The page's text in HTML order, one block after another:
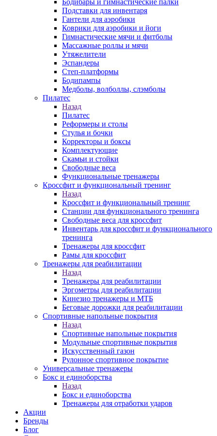
Бодибары и гимнастические палки
Подставки для инвентаря
Гантели для аэробики
Коврики для аэробики и йоги
Гимнастические мячи и фитболы
Массажные роллы и мячи
Утяжелители
Эспандеры
Степ-платформы
Бодипампы
Медболы, волболлы, слэмболы
Пилатес
Назад
Пилатес
Реформеры и столы
Стулья и бочки
Корректоры и боксы
Комплектующие
Скамьи и стойки
Свободные веса
Функциональные тренажеры
Кроссфит и функциональный тренинг
Назад
Кроссфит и функциональный тренинг
Станции для функционального тренинга
Свободные веса для кроссфит
Инвентарь для кроссфит и функционального
тренинга
Тренажеры для кроссфит
Рамы для кроссфит
Тренажеры для реабилитации
Назад
Тренажеры для реабилитации
Эргометры для реабилитации
Кинезио тренажеры и МТБ
Беговые дорожки для реабилитации
Спортивные напольные покрытия
Назад
Спортивные напольные покрытия
Модульные спортивные покрытия
Искусственный газон
Рулонное спортивное покрытие
Универсальные тренажеры
Бокс и единоборства
Назад
Бокс и единоборства
Тренажеры для отработки ударов
Акции
Бренды
Блог